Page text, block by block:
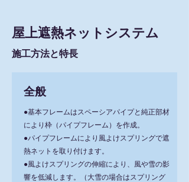
屋上遮熱ネットシステム
施工方法と特長
全般
●基本フレームはスペーシアパイプと純正部材
により枠（パイプフレーム）を作成。
●パイプフレームにより風よけスプリングで遮
熱ネットを取り付けます。
●風よけスプリングの伸縮により、風や雪の影
響を低減します。（大雪の場合はスプリング